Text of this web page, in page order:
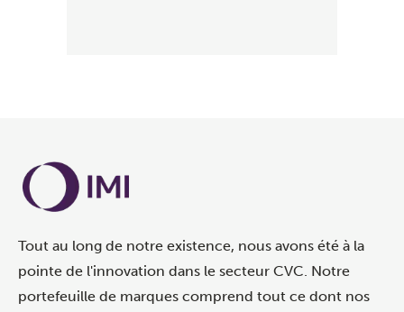
Tout au long de notre existence, nous avons été à la
pointe de l'innovation dans le secteur CVC. Notre
portefeuille de marques comprend tout ce dont nos